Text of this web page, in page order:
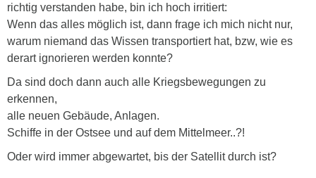
richtig verstanden habe, bin ich hoch irritiert:
Wenn das alles möglich ist, dann frage ich mich nicht nur,
warum niemand das Wissen transportiert hat, bzw, wie es
derart ignorieren werden konnte?
Da sind doch dann auch alle Kriegsbewegungen zu
erkennen,
alle neuen Gebäude, Anlagen.
Schiffe in der Ostsee und auf dem Mittelmeer..?!
Oder wird immer abgewartet, bis der Satellit durch ist?